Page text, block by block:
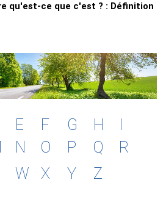
qu'est-ce que c'est ? : Définition
E F G H
I
N O P Q
R
W X Y Z